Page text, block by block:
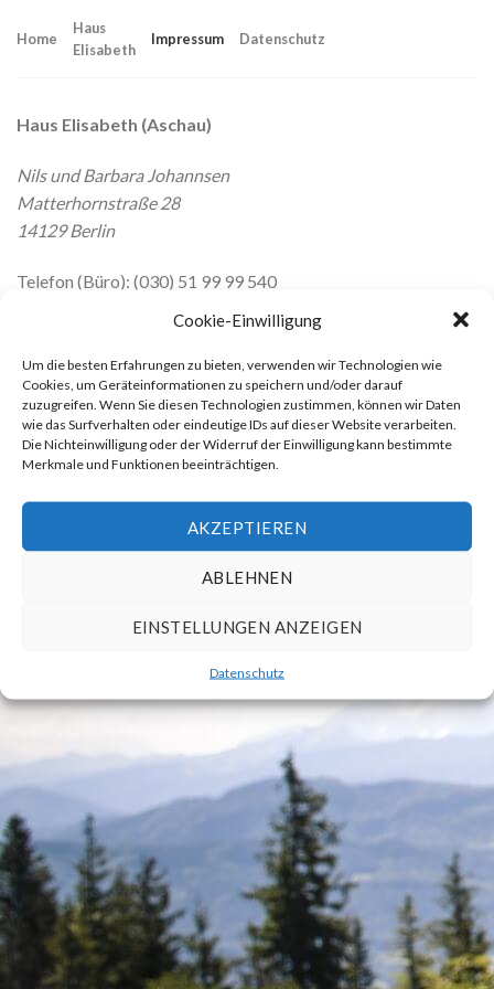
Cookie-Einwilligung
Um die besten Erfahrungen zu bieten, verwenden wir Technologien wie
Cookies, um Geräteinformationen zu speichern und/oder darauf
zuzugreifen. Wenn Sie diesen Technologien zustimmen, können wir Daten
wie das Surfverhalten oder eindeutige IDs auf dieser Website verarbeiten.
Die Nichteinwilligung oder der Widerruf der Einwilligung kann bestimmte
Merkmale und Funktionen beeinträchtigen.
AKZEPTIEREN
ABLEHNEN
EINSTELLUNGEN ANZEIGEN
Datenschutz
Home
Haus
Elisabeth
Impressum Datenschutz
Haus Elisabeth (Aschau)
Nils und Barbara Johannsen
Matterhornstraße 28
14129 Berlin
Telefon (Büro): (030) 51 99 99 540
Designed byFinn Schulte